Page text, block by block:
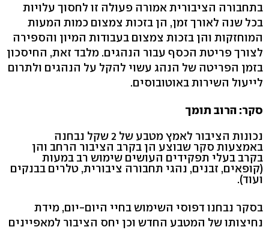
בתחבורה הציבורית אמורה פעולה זו לחסוך עלויות
בכל שנה לאורך זמן, הן בזכות צמצום כמות המעות
המוחזקות והן בזכות צמצום בעבודות המיון והספירה
לצורך פריטת הכסף עבור הנהגים. מלבד זאת, החיסכון
בזמן הפריטה של הנהג עשוי להקל על הנהגים ולתרום
לייעול השירות באוטובוסים.
סקר: הרוב תומך
נכונות הציבור לאמץ מטבע של 2 שקל נבחנה
באמצעות סקר שבוצע הן בקרב הציבור הרחב והן
בקרב בעלי תפקידים העושים שימוש רב במעות
(קופאים, זבנים, נהגי תחבורה ציבורית, טלרים בבנקים
ועוד).
בסקר נבחנו דפוסי השימוש בחיי היום-יום, מידת
נחיצותו של המטבע החדש וכן יחס הציבור למאפיינים